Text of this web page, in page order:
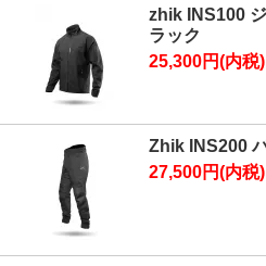
zhik INS100
ラック
25,300円(内税)
Zhik INS200
27,500円(内税)